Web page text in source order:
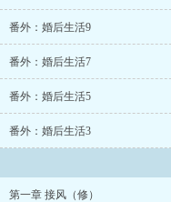
番外：婚后生活9
番外：婚后生活7
番外：婚后生活5
番外：婚后生活3
第一章 接风（修）